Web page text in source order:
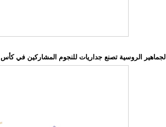
الجماهير الروسية تصنع جداريات للنجوم المشاركين في